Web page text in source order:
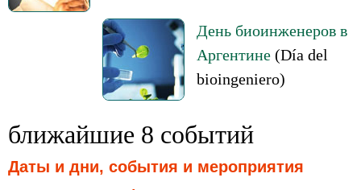
День биоинженеров в
Аргентине (Día del
bioingeniero)
ближайшие 8 событий
Даты и дни, события и мероприятия